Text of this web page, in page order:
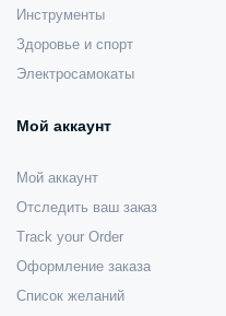
Инструменты
Здоровье и спорт
Электросамокаты
Мой аккаунт
Мой аккаунт
Отследить ваш заказ
Track your Order
Оформление заказа
Список желаний